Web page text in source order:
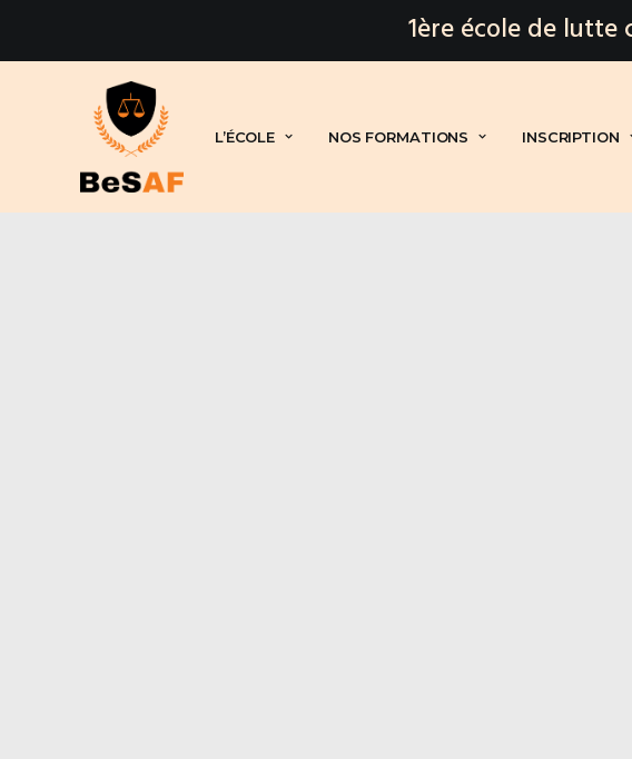
1ère école de lutte
L’ÉCOLE NOS FORMATIONS INSCRIPTION